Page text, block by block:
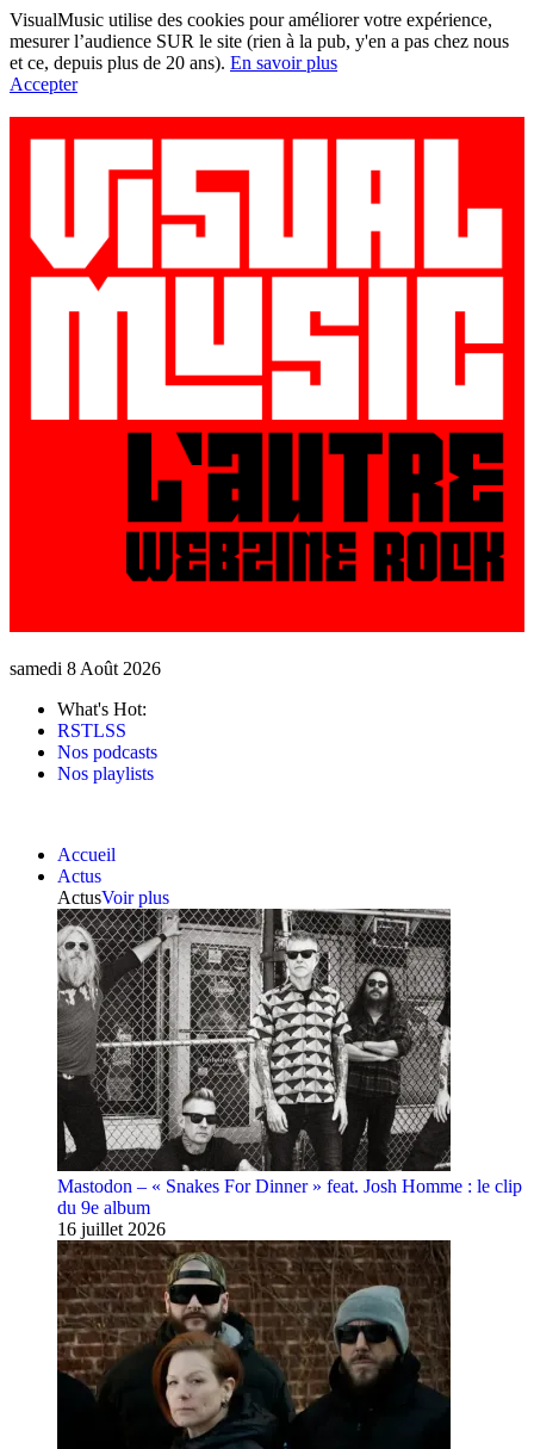
VisualMusic utilise des cookies pour améliorer votre expérience,
mesurer l’audience SUR le site (rien à la pub, y'en a pas chez nous
et ce, depuis plus de 20 ans). En savoir plus
Accepter
samedi 8 Août 2026
What's Hot:
RSTLSS
Nos podcasts
Nos playlists
Accueil
Actus
ActusVoir plus
Mastodon – « Snakes For Dinner » feat. Josh Homme : le clip
du 9e album
16 juillet 2026